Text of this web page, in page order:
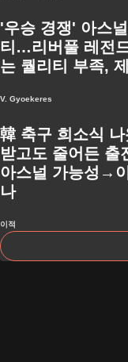
'우승 경쟁' 아스
티…리버풀 레전
는 퀄리티 부족,
V. Gyoekeres
韓 축구 희소식 나
받고도 줄어든
아스널 가능성→
나
이적